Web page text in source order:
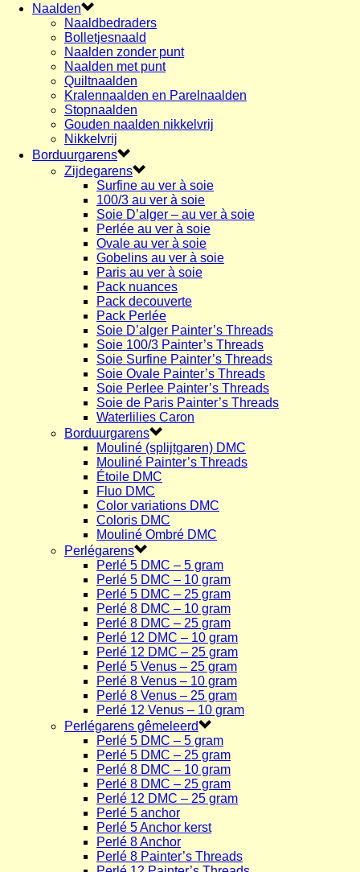
Naalden
Naaldbedraders
Bolletjesnaald
Naalden zonder punt
Naalden met punt
Quiltnaalden
Kralennaalden en Parelnaalden
Stopnaalden
Gouden naalden nikkelvrij
Nikkelvrij
Borduurgarens
Zijdegarens
Surfine au ver à soie
100/3 au ver à soie
Soie D’alger – au ver à soie
Perlée au ver à soie
Ovale au ver à soie
Gobelins au ver à soie
Paris au ver à soie
Pack nuances
Pack decouverte
Pack Perlée
Soie D’alger Painter’s Threads
Soie 100/3 Painter’s Threads
Soie Surfine Painter’s Threads
Soie Ovale Painter’s Threads
Soie Perlee Painter’s Threads
Soie de Paris Painter’s Threads
Waterlilies Caron
Borduurgarens
Mouliné (splijtgaren) DMC
Mouliné Painter’s Threads
Étoile DMC
Fluo DMC
Color variations DMC
Coloris DMC
Mouliné Ombré DMC
Perlégarens
Perlé 5 DMC – 5 gram
Perlé 5 DMC – 10 gram
Perlé 5 DMC – 25 gram
Perlé 8 DMC – 10 gram
Perlé 8 DMC – 25 gram
Perlé 12 DMC – 10 gram
Perlé 12 DMC – 25 gram
Perlé 5 Venus – 25 gram
Perlé 8 Venus – 10 gram
Perlé 8 Venus – 25 gram
Perlé 12 Venus – 10 gram
Perlégarens gêmeleerd
Perlé 5 DMC – 5 gram
Perlé 5 DMC – 25 gram
Perlé 8 DMC – 10 gram
Perlé 8 DMC – 25 gram
Perlé 12 DMC – 25 gram
Perlé 5 anchor
Perlé 5 Anchor kerst
Perlé 8 Anchor
Perlé 8 Painter’s Threads